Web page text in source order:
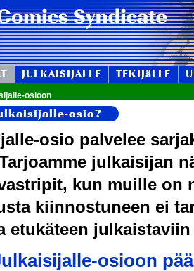
JULKAISIJALLE TEKIJäLLE
osioon
osio?
osio palvelee
julkaisijan
kun muille on
kiinnostuneen ei
etukäteen
osioon